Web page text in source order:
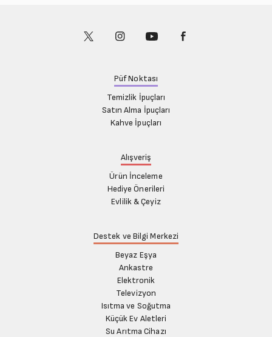
Püf Noktası
Temizlik İpuçları
Satın Alma İpuçları
Kahve İpuçları
Alışveriş
Ürün İnceleme
Hediye Önerileri
Evlilik & Çeyiz
Destek ve Bilgi Merkezi
Beyaz Eşya
Ankastre
Elektronik
Televizyon
Isıtma ve Soğutma
Küçük Ev Aletleri
Su Arıtma Cihazı